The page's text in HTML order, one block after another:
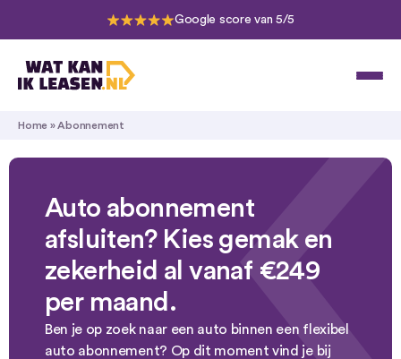
Google score van 5/5
Home »Abonnement
Auto abonnement
afsluiten? Kies gemak en
zekerheid al vanaf €249
per maand.
Ben je op zoek naar een auto binnen een flexibel
auto abonnement? Op dit moment vind je bij